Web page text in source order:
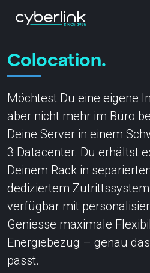
Colocation.
Möchtest Du eine eigene
aber nicht mehr im Büro
Deine Server in einem
3 Datacenter. Du erhältst
Deinem Rack in
dediziertem
verfügbar mit
Geniesse maximale
Energiebezug – genau
passt.